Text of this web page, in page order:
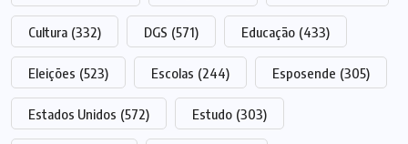
Cultura (332) DGS (571) Educação (433)
Eleições (523) Escolas (244) Esposende (305)
Estados Unidos (572) Estudo (303)